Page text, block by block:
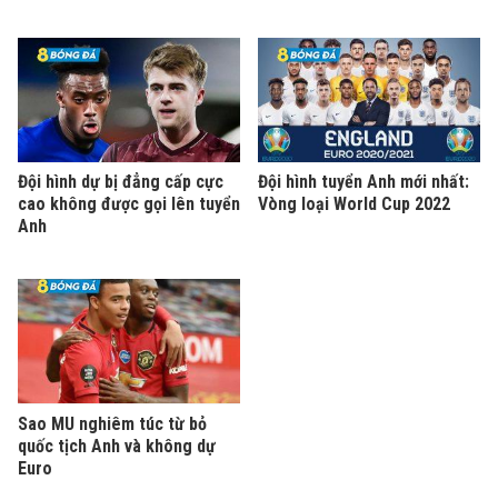
Đội hình dự bị đẳng cấp cực
cao không được gọi lên tuyển
Anh
Đội hình tuyển Anh mới nhất:
Vòng loại World Cup 2022
Sao MU nghiêm túc từ bỏ
quốc tịch Anh và không dự
Euro